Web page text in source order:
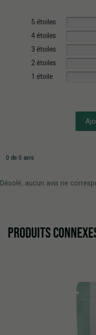
5 étoiles
4 étoiles
3 étoiles
2 étoiles
1 étoile
0 de 0 avis
Désolé, aucun avis ne
PRODUITS